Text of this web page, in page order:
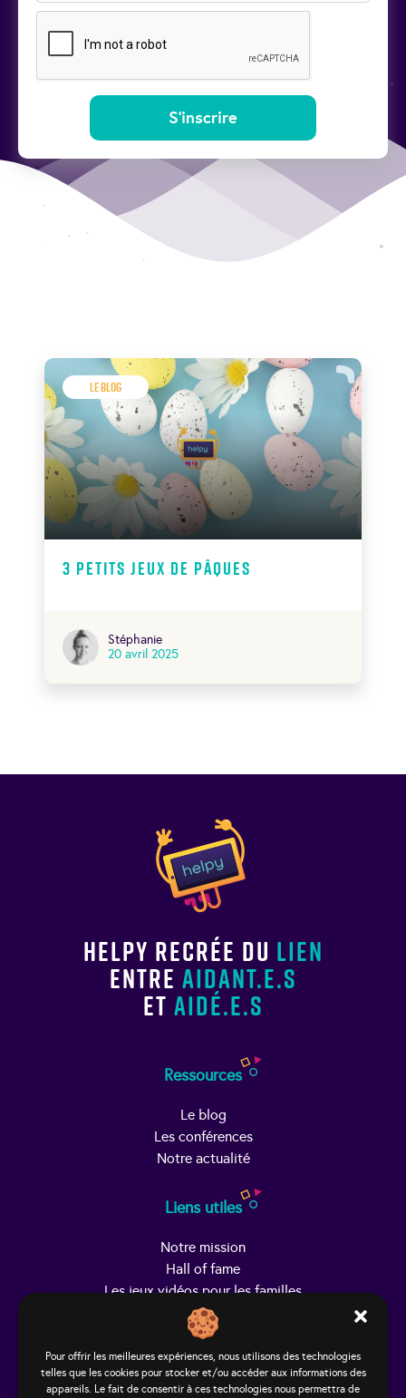
Pour offrir les meilleures expériences, nous utilisons des technologies
telles que les cookies pour stocker et/ou accéder aux informations des
appareils. Le fait de consentir à ces technologies nous permettra de
Le Blog
3 petits jeux de Pâques
Stéphanie
20 avril 2025
Helpy recrée du lien
entre aidant.e.s
et aidé.e.s
Ressources
Le blog
Les conférences
Notre actualité
Liens utiles
Notre mission
Hall of fame
Les jeux vidéos pour les familles
Trouver Helpy
Le studio